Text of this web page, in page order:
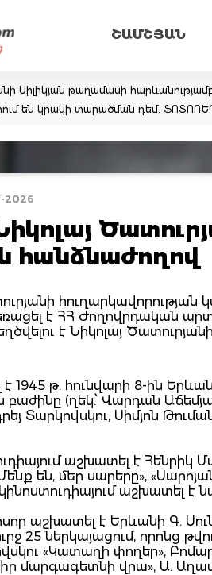
ՇԱՄՇՅԱՆ
Սիլիկյան թաղամասի
են կրակի տարածման դեմ.
2026
հանձնաժողով
է ՀՀ Ժողովրդական
է Նիկոլայ
է 1945 թ. հունվարի 8-ին
(ղեկ.՝ Վարդան
Տարկովսկու, Սիմյոն
աշխատել է Հենրիկ
են, մեր սարերը»,
աշխատել է
աշխատել է Երևանի Գ.
25 ներկայացում, որոնց
«Կատաղի փողեր»,
մարգագետնի վրա», Ա.